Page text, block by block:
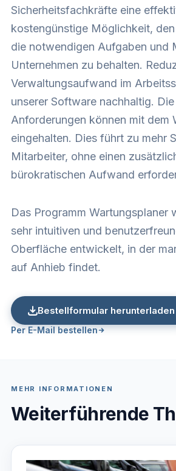
Sicherheitsfachkräfte eine
kostengünstige Möglichkeit,
die notwendigen Aufgaben und
Unternehmen zu behalten.
Verwaltungsaufwand im
unserer Software nachhaltig.
Anforderungen können mit dem
eingehalten. Dies führt zu mehr
Mitarbeiter, ohne einen
bürokratischen Aufwand
Das Programm Wartungsplaner
sehr intuitiven und
Oberfläche entwickelt, in der
auf Anhieb findet.
Bestellformular herunterladen
Per E-Mail bestellen
MEHR INFORMATIONEN
Weiterführende